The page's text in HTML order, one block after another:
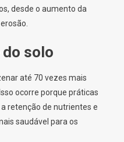
desde o aumento da
solo
até 70 vezes mais
ocorre porque práticas
retenção de nutrientes e
saudável para os